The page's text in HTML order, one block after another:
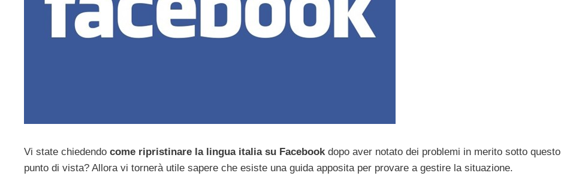
Vi state chiedendo come ripristinare la lingua italia su Facebookdopo aver notato dei problemi in merito sotto questo
punto di vista? Allora vi tornerà utile sapere che esiste una guida apposita per provare a gestire la situazione.